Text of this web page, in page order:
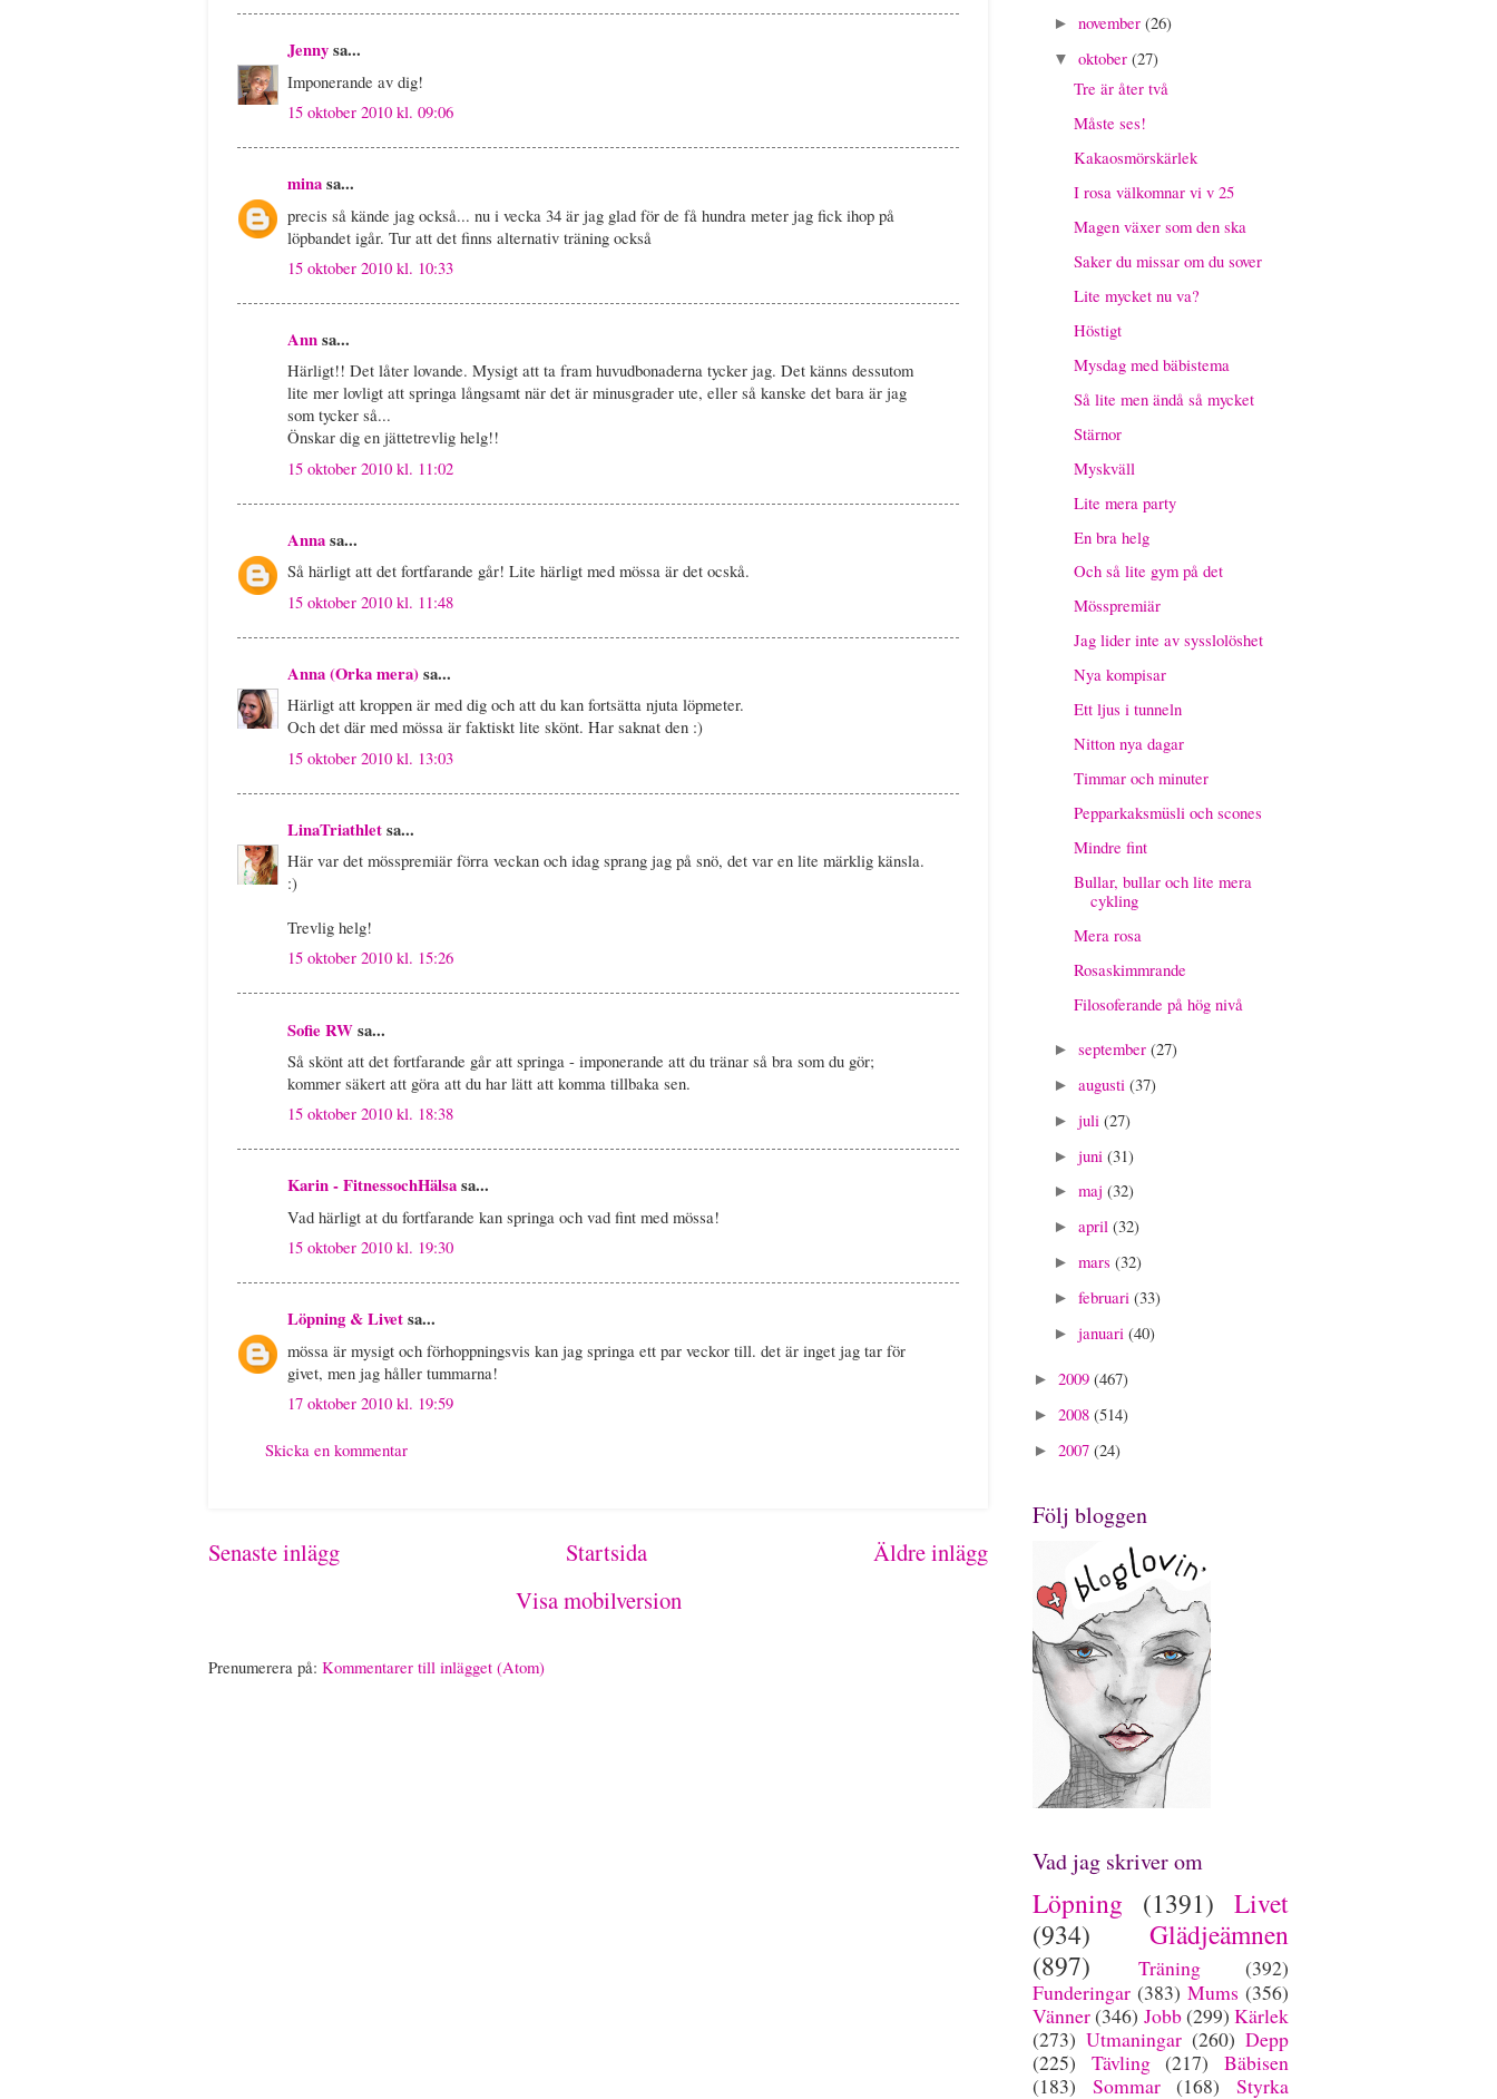
Jennysa...
Imponerande av dig!
15 oktober 2010 kl. 09:06
minasa...
precis så kände jag också... nu i vecka 34 är jag glad för de få hundra meter jag fick ihop på
löpbandet igår. Tur att det finns alternativ träning också
15 oktober 2010 kl. 10:33
Annsa...
Härligt!! Det låter lovande. Mysigt att ta fram huvudbonaderna tycker jag. Det känns dessutom
lite mer lovligt att springa långsamt när det är minusgrader ute, eller så kanske det bara är jag
som tycker så...
Önskar dig en jättetrevlig helg!!
15 oktober 2010 kl. 11:02
Annasa...
Så härligt att det fortfarande går! Lite härligt med mössa är det ocskå.
15 oktober 2010 kl. 11:48
Anna (Orka mera)sa...
Härligt att kroppen är med dig och att du kan fortsätta njuta löpmeter.
Och det där med mössa är faktiskt lite skönt. Har saknat den :)
15 oktober 2010 kl. 13:03
LinaTriathletsa...
Här var det mösspremiär förra veckan och idag sprang jag på snö, det var en lite märklig känsla.
:)
Trevlig helg!
15 oktober 2010 kl. 15:26
Sofie RWsa...
Så skönt att det fortfarande går att springa - imponerande att du tränar så bra som du gör;
kommer säkert att göra att du har lätt att komma tillbaka sen.
15 oktober 2010 kl. 18:38
Karin - FitnessochHälsasa...
Vad härligt at du fortfarande kan springa och vad fint med mössa!
15 oktober 2010 kl. 19:30
Löpning & Livetsa...
mössa är mysigt och förhoppningsvis kan jag springa ett par veckor till. det är inget jag tar för
givet, men jag håller tummarna!
17 oktober 2010 kl. 19:59
Skicka en kommentar
Senaste inlägg Äldre inlägg
Startsida
Visa mobilversion
Prenumerera på: Kommentarer till inlägget (Atom)
► november (26)
▼ oktober (27)
Tre är åter två
Måste ses!
Kakaosmörskärlek
I rosa välkomnar vi v 25
Magen växer som den ska
Saker du missar om du sover
Lite mycket nu va?
Höstigt
Mysdag med bäbistema
Så lite men ändå så mycket
Stärnor
Myskväll
Lite mera party
En bra helg
Och så lite gym på det
Mösspremiär
Jag lider inte av sysslolöshet
Nya kompisar
Ett ljus i tunneln
Nitton nya dagar
Timmar och minuter
Pepparkaksmüsli och scones
Mindre fint
Bullar, bullar och lite mera
cykling
Mera rosa
Rosaskimmrande
Filosoferande på hög nivå
► september (27)
► augusti (37)
► juli (27)
► juni (31)
► maj (32)
► april (32)
► mars (32)
► februari (33)
► januari (40)
► 2009 (467)
► 2008 (514)
► 2007 (24)
Följ bloggen
Vad jag skriver om
Löpning (1391) Livet
(934)
Glädjeämnen
(897)
Träning
(392)
Funderingar (383) Mums (356)
Vänner(346) Jobb(299) Kärlek
(273) Utmaningar (260) Depp
(225)
Tävling (217)
Bäbisen
(183)
Sommar (168)
Styrka